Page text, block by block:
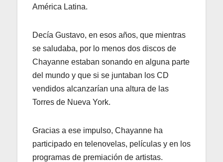
América Latina.
Decía Gustavo, en esos años, que mientras
se saludaba, por lo menos dos discos de
Chayanne estaban sonando en alguna parte
del mundo y que si se juntaban los CD
vendidos alcanzarían una altura de las
Torres de Nueva York.
Gracias a ese impulso, Chayanne ha
participado en telenovelas, películas y en los
programas de premiación de artistas.